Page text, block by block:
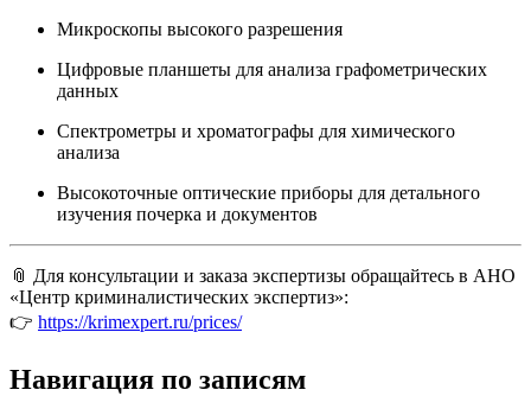
Микроскопы высокого разрешения
Цифровые планшеты для анализа графометрических
данных
Спектрометры и хроматографы для химического
анализа
Высокоточные оптические приборы для детального
изучения почерка и документов
📎 Для консультации и заказа экспертизы обращайтесь в АНО
«Центр криминалистических экспертиз»:
👉 https://krimexpert.ru/prices/
Навигация по записям